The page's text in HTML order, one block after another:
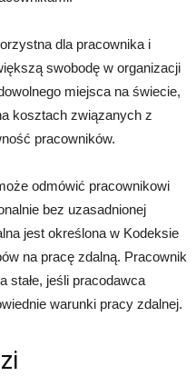
dla pracownika i
swobodę w organizacji
miejsca na świecie,
kosztach związanych z
pracowników.
odmówić pracownikowi
bez uzasadnionej
jest określona w Kodeksie
na pracę zdalną. Pracownik
stałe, jeśli pracodawca
warunki pracy zdalnej.